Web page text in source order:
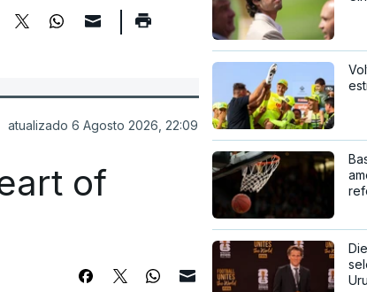
atualizado 6 Agosto 2026, 22:09
of